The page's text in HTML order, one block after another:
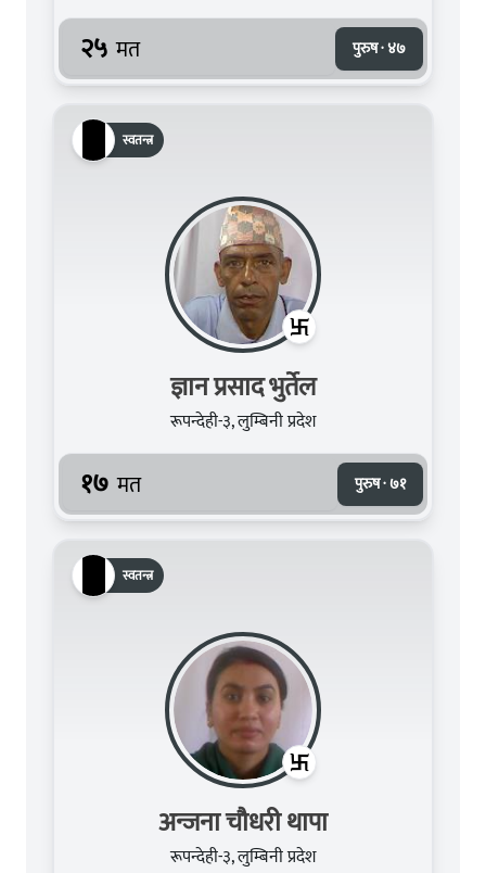
२५ मत पुरुष · ४७
स्वतन्त्र
ज्ञान प्रसाद भुर्तेल
रूपन्देही-३, लुम्बिनी प्रदेश
१७ मत पुरुष · ७१
स्वतन्त्र
अन्जना चौधरी थापा
रूपन्देही-३, लुम्बिनी प्रदेश